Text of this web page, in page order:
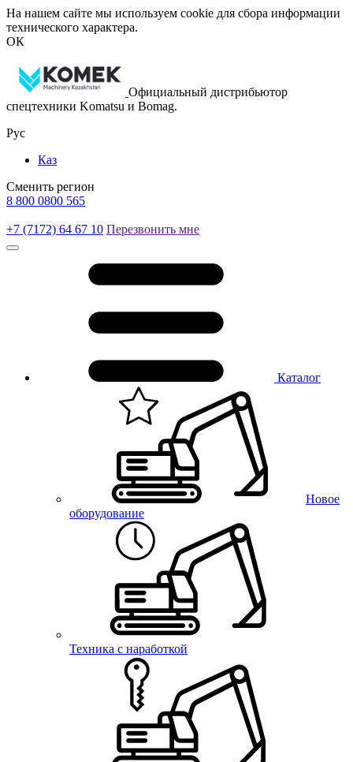
На нашем сайте мы используем cookie для сбора информации
технического характера.
ОК
Официальный дистрибьютор
спецтехники Komatsu и Bomag.
Рус
Каз
Сменить регион
8 800 0800 565
+7 (7172) 64 67 10 Перезвонить мне
Каталог
Новое
оборудование
Техника с наработкой